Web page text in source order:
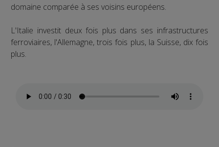
domaine comparée à ses voisins européens.
L'Italie investit deux fois plus dans ses infrastructures
ferroviaires, l'Allemagne, trois fois plus, la Suisse, dix fois
plus.